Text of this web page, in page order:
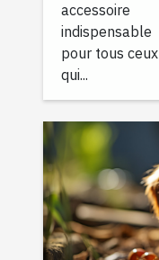
accessoire
indispensable
pour tous ceux
qui...